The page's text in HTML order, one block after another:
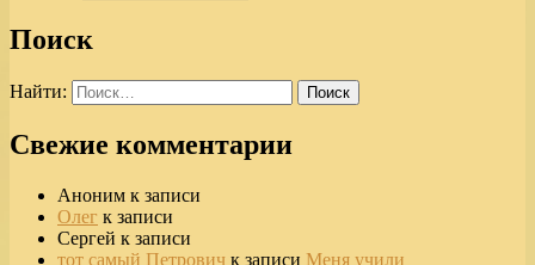
Поиск
Найти:
Свежие комментарии
Аноним к записи
Олег к записи
Сергей к записи
тот самый Петрович к записи Меня учили